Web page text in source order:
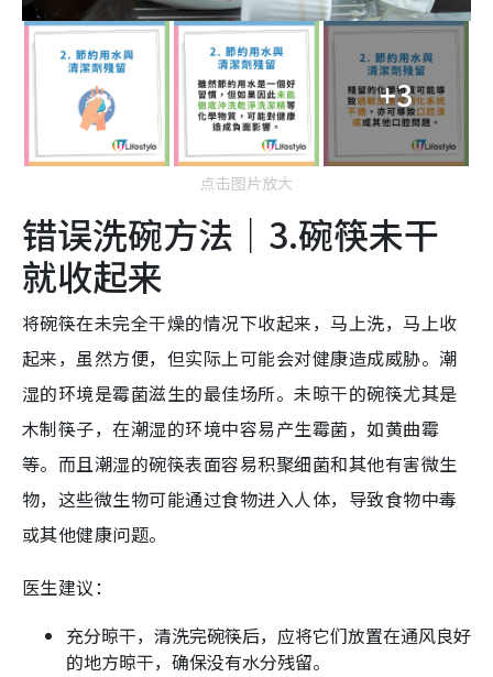
+3
点击图片放大
错误洗碗方法｜3.碗筷未干
就收起来
将碗筷在未完全干燥的情况下收起来，马上洗，马上收
起来，虽然方便，但实际上可能会对健康造成威胁。潮
湿的环境是霉菌滋生的最佳场所。未晾干的碗筷尤其是
木制筷子，在潮湿的环境中容易产生霉菌，如黄曲霉
等。而且潮湿的碗筷表面容易积聚细菌和其他有害微生
物，这些微生物可能通过食物进入人体，导致食物中毒
或其他健康问题。
医生建议：
充分晾干，清洗完碗筷后，应将它们放置在通风良好
的地方晾干，确保没有水分残留。